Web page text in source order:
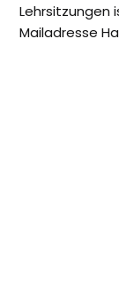
Lehrsitzungen
Mailadresse